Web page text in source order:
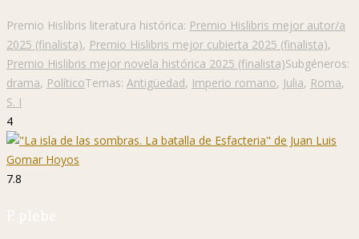
Premio Hislibris literatura histórica: Premio Hislibris mejor autor/a
2025 (finalista), Premio Hislibris mejor cubierta 2025 (finalista),
Premio Hislibris mejor novela histórica 2025 (finalista)Subgéneros:
drama, PolíticoTemas: Antigüedad, Imperio romano, Julia, Roma,
S. I
4
7.8
P. plebe